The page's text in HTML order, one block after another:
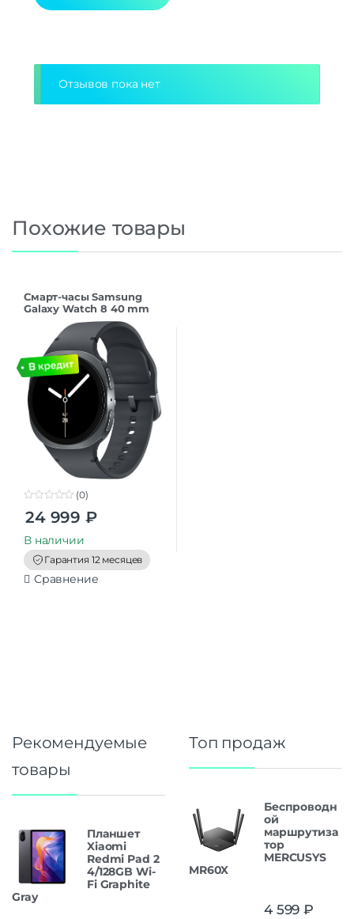
Отзывов пока нет
Похожие товары
Смарт-часы Samsung
Galaxy Watch 8 40 mm
SM-L320 Graphite
o
t
o
f
5
(0)
24 999 ₽
В наличии
Гарантия 12 месяцев
Сравнение
Рекомендуемые
товары
Планшет
Xiaomi
Redmi Pad 2
4/128GB Wi-
Fi Graphite
Gray
Топ продаж
Беспроводн
ой
маршрутиза
тор
MERCUSYS
MR60X
4 599 ₽